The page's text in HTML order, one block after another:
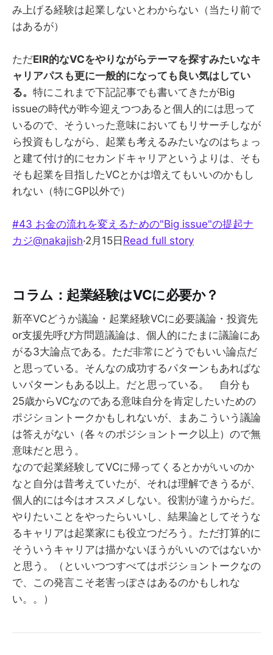
み上げる経験は起業しないとわからない（当たり前で
はあるが）
ただEIR的なVCをやりながらテーマを探すみたいなキ
ャリアパスも更に一般的になっても良い気はしてい
る。 特にこれまで下記記事でも書いてきたがBig
issueの時代が昨今迎えつつあると個人的には思って
いるので、そういった意味においてもリサーチしなが
ら投資もしながら、起業も考えるみたいなのはちょっ
と建て付け的にセカンドキャリアというよりは、そも
そも起業を目指したVCとかは増えてもいいのかもし
れない（特にGP以外で）
#43 お金の流れを変えるための"Big issue"の提起ナ
カジ@nakajish·2月15日 Read full story
コラム：起業経験はVCに必要か？
新卒VCどうか議論・起業経験VCに必要議論・投資先
or支援先呼び方問題議論は、個人的にたまに議論にあ
がる3大論点である。ただ非常にどうでもいい論点だ
と思っている。そんなの成功するパターンもあればな
いパターンもある以上。だと思っている。 自分も
25歳からVCなのである意味自分を肯定したいための
ポジショントークかもしれないが、まあこういう議論
は答えがない（各々のポジショントーク以上）ので無
意味だと思う。
なので起業経験してVCに帰ってくるとかがいいのか
なと自分は昔考えていたが、それは理解できうるが、
個人的には今はオススメしない。役割が違うからだ。
やりたいことをやったらいいし、結果論としてそうな
るキャリアは起業家にも役立つだろう。ただ打算的に
そういうキャリアは描かないほうがいいのではないか
と思う。（といいつつすべてはポジショントークなの
で、この発言こそ老害っぽさはあるのかもしれな
い。。）